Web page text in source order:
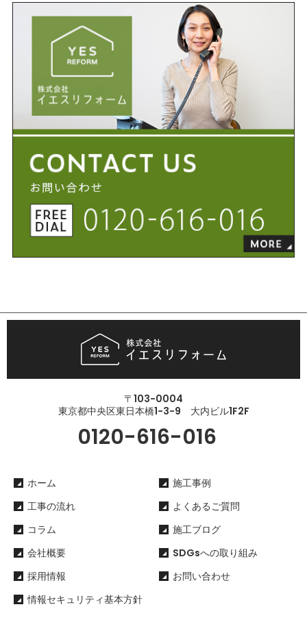
〒103-0004
東京都中央区東日本橋1-3-9 大内ビル1F2F
0120-616-016
ホーム
施工事例
工事の流れ
よくあるご質問
コラム
施工ブログ
会社概要
SDGsへの取り組み
採用情報
お問い合わせ
情報セキュリティ基本方針